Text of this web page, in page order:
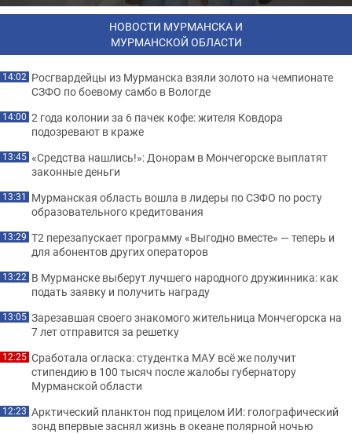
НОВОСТИ МУРМАНСКА И
МУРМАНСКОЙ ОБЛАСТИ
14:02 Росгвардейцы из Мурманска взяли золото на чемпионате
СЗФО по боевому самбо в Вологде
14:00 2 года колонии за 6 пачек кофе: жителя Ковдора
подозревают в краже
13:45 «Средства нашлись!»: Донорам в Мончегорске выплатят
законные деньги
13:31 Мурманская область вошла в лидеры по СЗФО по росту
образовательного кредитования
13:29 Т2 перезапускает программу «Выгодно вместе» — теперь и
для абонентов других операторов
13:22 В Мурманске выберут лучшего народного дружинника: как
подать заявку и получить награду
13:05 Зарезавшая своего знакомого жительница Мончегорска на
7 лет отправится за решетку
12:25 Сработала огласка: студентка МАУ всё же получит
стипендию в 100 тысяч после жалобы губернатору
Мурманской области
12:23 Арктический планктон под прицелом ИИ: голографический
зонд впервые заснял жизнь в океане полярной ночью